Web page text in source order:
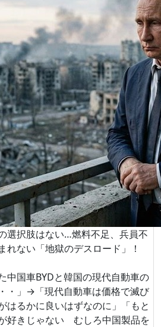
選択肢はない…燃料不足、兵員不
れない「地獄のデスロード」！
中国車BYDと韓国の現代自動車の
・」→「現代自動車は価格で滅び
はるかに良いはずなのに」「もと
好きじゃない むしろ中国製品を